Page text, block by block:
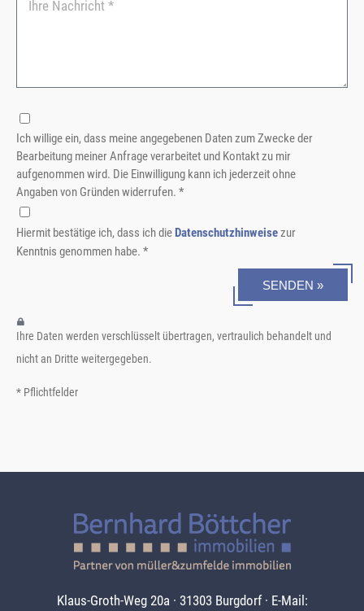
Klaus-Groth-Weg 20a · 31303 Burgdorf · E-Mail:
Ich willige ein, dass meine angegebenen Daten zum Zwecke der
Bearbeitung meiner Anfrage verarbeitet und Kontakt zu mir
aufgenommen wird. Die Einwilligung kann ich jederzeit ohne
Angaben von Gründen widerrufen. *
Hiermit bestätige ich, dass ich dieDatenschutzhinweisezur
Kenntnis genommen habe. *
SENDEN »
Ihre Daten werden verschlüsselt übertragen, vertraulich behandelt und
nicht an Dritte weitergegeben.
* Pflichtfelder